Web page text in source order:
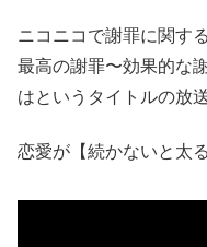
ニコニコで謝罪に関す
最高の謝罪〜効果的な
はというタイトルの放
恋愛が【続かないと太